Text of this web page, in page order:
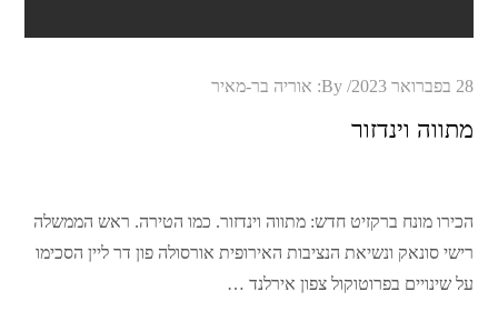
Posted
28 בפברואר 2023 By: אוריה בר-מאיר
מתווה וינדזור
הכירו מונח ברקזיט חדש: מתווה וינדזור. כמו הטירה. ראש הממשלה
רישי סונאק ונשיאת הנציבות האירופית אורסולה פון דר ליין הסכימו
על שינויים בפרוטוקול צפון אירלנד …